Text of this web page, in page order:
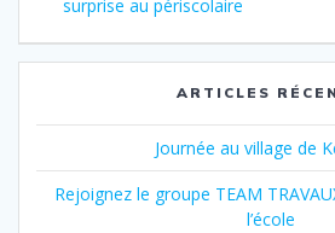
de
l’article
précédent
surprise au périscolaire
ARTICLES
Journée au village de
Rejoignez le groupe TEAM
l’école